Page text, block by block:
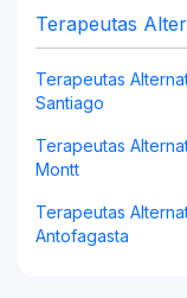
Terapeutas
Terapeutas
Santiago
Terapeutas
Montt
Terapeutas
Antofagasta